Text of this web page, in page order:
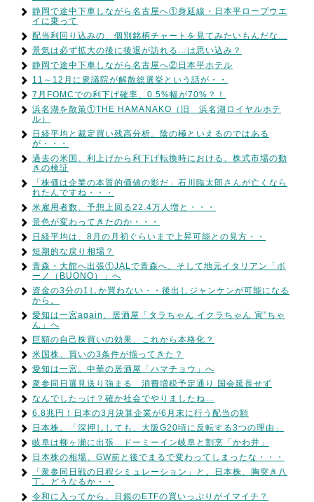
静岡で途中下車しながら名古屋へ①身延線・日本平ロープウエ
イに乗って
配当利回り込みの、個別銘柄チャートを見てみたいもんだな…
景気は必ず拡大の後に後退が訪れる…は思い込み？
静岡で途中下車しながら名古屋へ②日本平ホテル
11～12月に衆議院が解散総選挙という話が・・
7月FOMCでの利下げ確率、0.5%幅が70%？！
浜名湖を散策①THE HAMANAKO（旧 浜名湖ロイヤルホテ
ル）
日経平均と裁定買い残高分析。陰の極といえるのではある
が・・・
過去の米国、利上げから利下げ転換時における、株式市場の動
きの検証
「株価は企業の本質的価値の影だ」石川臨太郎さんが亡くなら
れたんですね・・・
米雇用者数、予想上回る22.4万人増と・・・
景色が変わってきたのか・・・
日経平均は、8月の月初ぐらいまで上昇可能との見方・・
短期的な戻り相場？
青森・大館へ出張①JALで青森へ、そして地元イタリアン「ボ
ーノ（BUONO）」へ
資金の3分の1しか買わない・・後出しジャンケンが可能になる
から。
愛知は一宮again、居酒屋「タラちゃん イクラちゃん 寅”ちゃ
ん」へ
巨額の自己株買いの効果、これから本格化？
米国株、買いの3条件が揃ってきた？
愛知は一宮。中華の居酒屋「ハマチョウ」へ
衆参同日選見送り強まる 消費増税予定通り 国会延長せず
なんでしたっけ？確か社会でやりましたね…
6.8兆円！日本の3月決算企業が6月末に行う配当の額
日本株。「深押ししても、大阪G20頃に反転する3つの理由」
岐阜は柳ヶ瀬に出張…ドーミーイン岐阜と割烹「かわ井」
日本株の相場、GW前と後でまるで変わってしまったな・・・
「衆参同日戦の日程シミュレーション」と。日本株、胸突き八
丁。どうなるか・・
令和に入ってから、日銀のETFの買いっぷりがイマイチ？